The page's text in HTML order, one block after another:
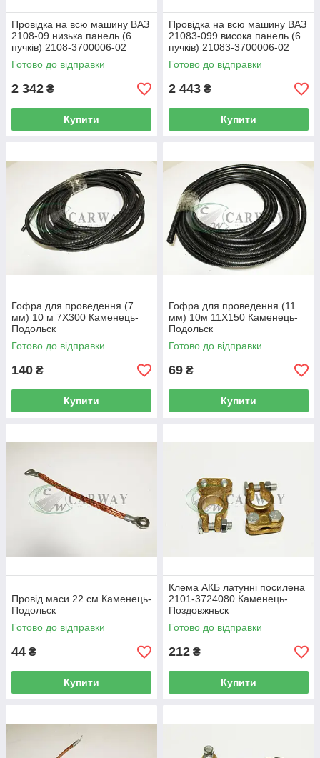
Провідка на всю машину ВАЗ
2108-09 низька панель (6
пучків) 2108-3700006-02
Каменець-Подольск
Готово до відправки
2 342 ₴
Купити
Провідка на всю машину ВАЗ
21083-099 висока панель (6
пучків) 21083-3700006-02
Каменець-Поздовжній віск
Готово до відправки
2 443 ₴
Купити
Гофра для проведення (7
мм) 10 м 7Х300 Каменець-
Подольск
Готово до відправки
140 ₴
Купити
Гофра для проведення (11
мм) 10м 11Х150 Каменець-
Подольск
Готово до відправки
69 ₴
Купити
Провід маси 22 см Каменець-
Подольск
Готово до відправки
44 ₴
Купити
Клема АКБ латунні посилена
2101-3724080 Каменець-
Поздовжньск
Готово до відправки
212 ₴
Купити